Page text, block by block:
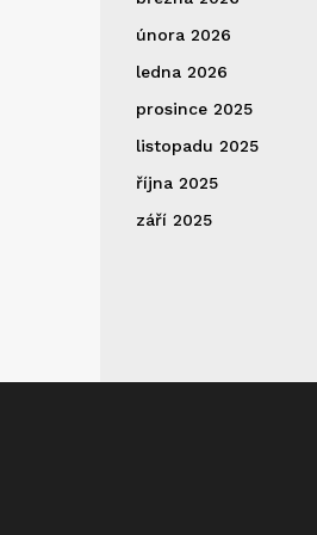
února 2026
ledna 2026
prosince 2025
listopadu 2025
října 2025
září 2025